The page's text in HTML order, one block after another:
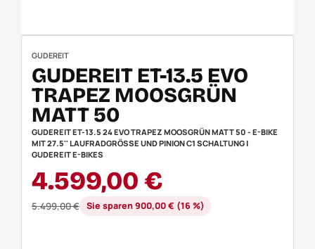
GUDEREIT
GUDEREIT ET-13.5 EVO
TRAPEZ MOOSGRÜN
MATT 50
GUDEREIT ET-13.5 24 EVO TRAPEZ MOOSGRÜN MATT 50 - E-BIKE
MIT 27.5'' LAUFRADGRÖSSE UND PINION C1 SCHALTUNG | G
UDEREIT E-BIKES
Verkaufspreis:
4.599,00 €
Regulärer Preis:
5.499,00 € Sie sparen 900,00 € (16 %)